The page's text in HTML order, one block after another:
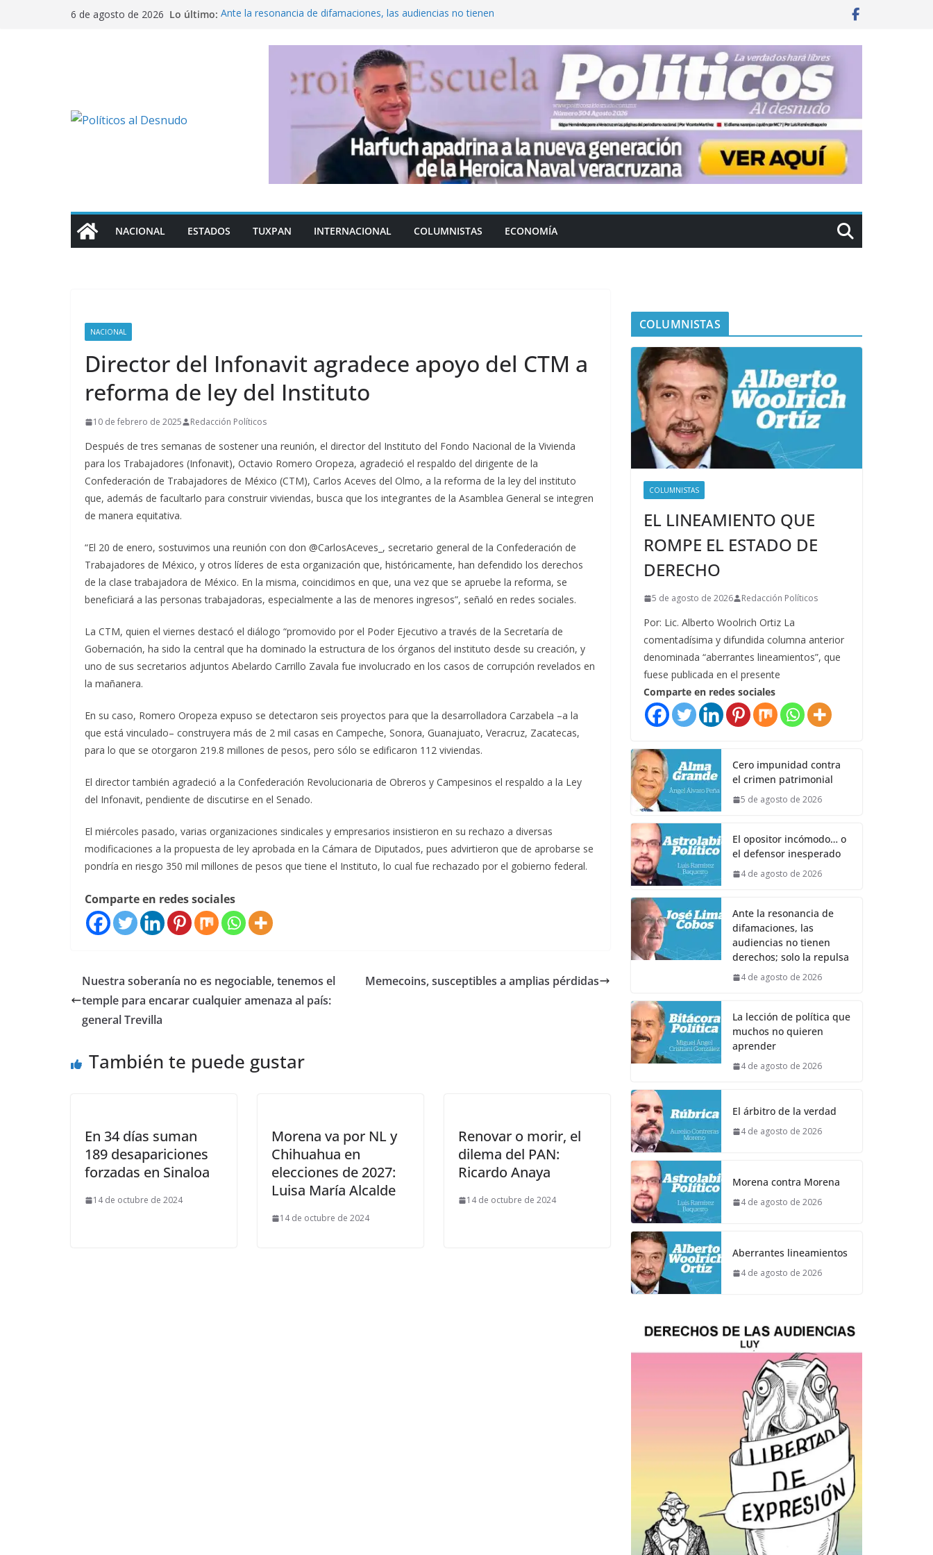
6 de agosto de 2026 Lo último: Ante la resonancia de difamaciones, las audiencias no tienen
“Vamos por ellos, incluyendo a narcopolíticos”: dijo el director
de la DEA sobre acciones contra el CJNG
Cero impunidad contra el crimen patrimonial
El opositor incómodo… o el defensor inesperado
NACIONAL ESTADOS TUXPAN INTERNACIONAL COLUMNISTAS ECONOMÍA
NACIONAL
Director del Infonavit agradece apoyo del CTM a
reforma de ley del Instituto
10 de febrero de 2025 Redacción Políticos
Después de tres semanas de sostener una reunión, el director del Instituto del Fondo Nacional de la Vivienda
para los Trabajadores (Infonavit), Octavio Romero Oropeza, agradeció el respaldo del dirigente de la
Confederación de Trabajadores de México (CTM), Carlos Aceves del Olmo, a la reforma de la ley del instituto
que, además de facultarlo para construir viviendas, busca que los integrantes de la Asamblea General se integren
de manera equitativa.
“El 20 de enero, sostuvimos una reunión con don @CarlosAceves_, secretario general de la Confederación de
Trabajadores de México, y otros líderes de esta organización que, históricamente, han defendido los derechos
de la clase trabajadora de México. En la misma, coincidimos en que, una vez que se apruebe la reforma, se
beneficiará a las personas trabajadoras, especialmente a las de menores ingresos”, señaló en redes sociales.
La CTM, quien el viernes destacó el diálogo “promovido por el Poder Ejecutivo a través de la Secretaría de
Gobernación, ha sido la central que ha dominado la estructura de los órganos del instituto desde su creación, y
uno de sus secretarios adjuntos Abelardo Carrillo Zavala fue involucrado en los casos de corrupción revelados en
la mañanera.
En su caso, Romero Oropeza expuso se detectaron seis proyectos para que la desarrolladora Carzabela –a la
que está vinculado– construyera más de 2 mil casas en Campeche, Sonora, Guanajuato, Veracruz, Zacatecas,
para lo que se otorgaron 219.8 millones de pesos, pero sólo se edificaron 112 viviendas.
El director también agradeció a la Confederación Revolucionaria de Obreros y Campesinos el respaldo a la Ley
del Infonavit, pendiente de discutirse en el Senado.
El miércoles pasado, varias organizaciones sindicales y empresarios insistieron en su rechazo a diversas
modificaciones a la propuesta de ley aprobada en la Cámara de Diputados, pues advirtieron que de aprobarse se
pondría en riesgo 350 mil millones de pesos que tiene el Instituto, lo cual fue rechazado por el gobierno federal.
Comparte en redes sociales
Nuestra soberanía no es negociable, tenemos el
temple para encarar cualquier amenaza al país:
general Trevilla
Memecoins, susceptibles a amplias pérdidas
También te puede gustar
En 34 días suman
189 desapariciones
forzadas en Sinaloa
14 de octubre de 2024
Morena va por NL y
Chihuahua en
elecciones de 2027:
Luisa María Alcalde
14 de octubre de 2024
Renovar o morir, el
dilema del PAN:
Ricardo Anaya
14 de octubre de 2024
COLUMNISTAS
COLUMNISTAS
EL LINEAMIENTO QUE
ROMPE EL ESTADO DE
DERECHO
5 de agosto de 2026 Redacción Políticos
Por: Lic. Alberto Woolrich Ortiz La
comentadísima y difundida columna anterior
denominada “aberrantes lineamientos”, que
fuese publicada en el presente
Comparte en redes sociales
Cero impunidad contra
el crimen patrimonial
5 de agosto de 2026
El opositor incómodo… o
el defensor inesperado
4 de agosto de 2026
Ante la resonancia de
difamaciones, las
audiencias no tienen
derechos; solo la repulsa
4 de agosto de 2026
La lección de política que
muchos no quieren
aprender
4 de agosto de 2026
El árbitro de la verdad
4 de agosto de 2026
Morena contra Morena
4 de agosto de 2026
Aberrantes lineamientos
4 de agosto de 2026